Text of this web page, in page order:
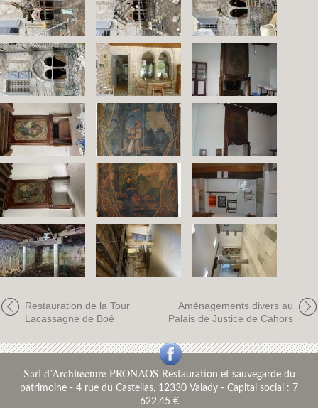
Aménagements divers au
Palais de Justice de Cahors
Restauration de la Tour
Lacassagne de Boé
Sarl d’Architecture PRONAOS Restauration et sauvegarde du
patrimoine - 4 rue du Castellas, 12330 Valady - Capital social : 7
622.45 €